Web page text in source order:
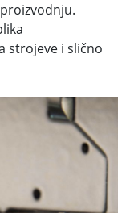
strojeve i slično